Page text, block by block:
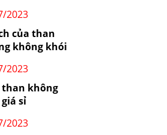
2023
của than
không khói
2023
than không
sỉ
2023